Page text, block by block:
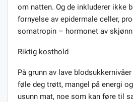
om natten. Og de inkluderer ikke
fornyelse av epidermale celler,
somatropin – hormonet av
Riktig kosthold
På grunn av lave
føle deg trøtt, mangel på energi
usunn mat, noe som kan føre til